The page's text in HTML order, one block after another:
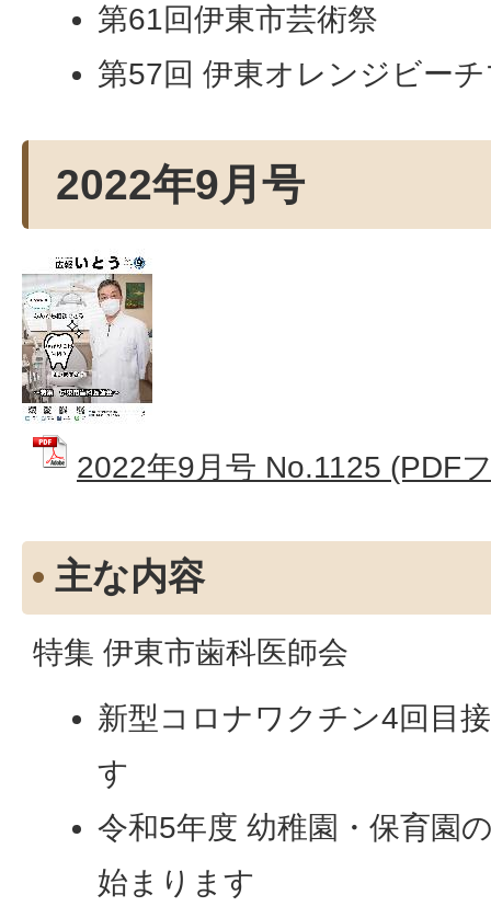
第61回伊東市芸術祭
第57回 伊東オレンジビー
2022年9月号
2022年9月号 No.1125 (PDF
主な内容
特集 伊東市歯科医師会
新型コロナワクチン4回目
す
令和5年度 幼稚園・保育園
始まります